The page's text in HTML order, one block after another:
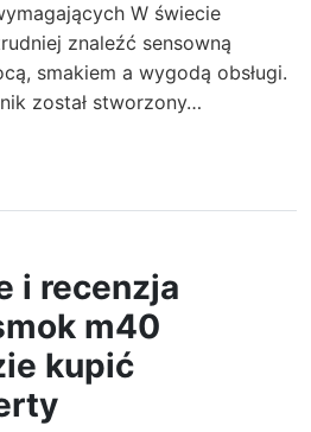
W świecie
znaleźć sensowną
smakiem a wygodą obsługi.
został stworzony…
i recenzja
m40
kupić